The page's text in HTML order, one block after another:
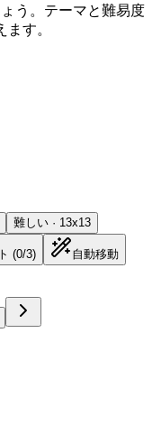
う。テーマと難易度
す。
難しい · 13x13
(0/3) 自動移動